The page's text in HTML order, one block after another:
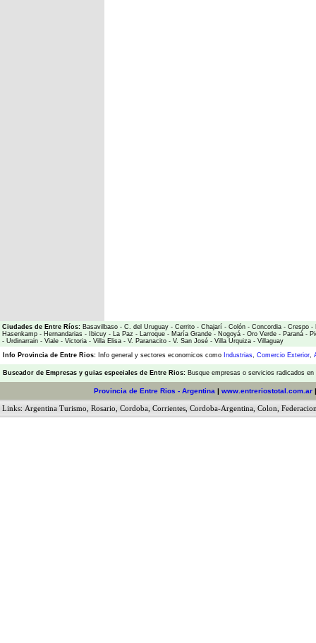
Ciudades de Entre Ríos: Basavilbaso - C. del Uruguay - Cerrito - Chajarí - Colón - Concordia - Crespo -
Hasenkamp - Hernandarias - Ibicuy - La Paz - Larroque - María Grande - Nogoyá - Oro Verde - Paraná -
- Urdinarrain - Viale - Victoria - Villa Elisa - V. Paranacito - V. San José - Villa Urquiza - Villaguay
Info Provincia de Entre Rios: Info general y sectores economicos como Industrias, Comercio Exterior,
Buscador de Empresas y guias especiales de Entre Rios: Busque empresas o servicios radicados
Provincia de Entre Rios - Argentina | www.entreriostotal.com.ar
Links: Argentina Turismo Rosario Cordoba Corrientes Cordoba-Argentina Colon